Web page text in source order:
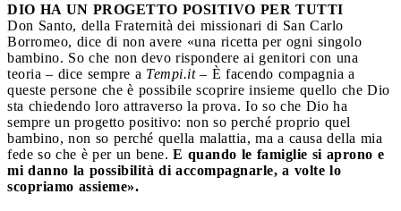
DIO HA UN PROGETTO POSITIVO PER TUTTI
Don Santo, della Fraternità dei missionari di San Carlo
Borromeo, dice di non avere «una ricetta per ogni singolo
bambino. So che non devo rispondere ai genitori con una
teoria – dice sempre a Tempi.it – È facendo compagnia a
queste persone che è possibile scoprire insieme quello che Dio
sta chiedendo loro attraverso la prova. Io so che Dio ha
sempre un progetto positivo: non so perché proprio quel
bambino, non so perché quella malattia, ma a causa della mia
fede so che è per un bene. E quando le famiglie si aprono e
mi danno la possibilità di accompagnarle, a volte lo
scopriamo assieme».